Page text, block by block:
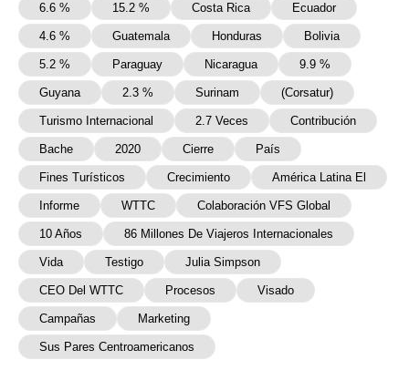
6.6 % 15.2 % Costa Rica Ecuador
4.6 % Guatemala Honduras Bolivia
5.2 % Paraguay Nicaragua 9.9 %
Guyana 2.3 % Surinam (Corsatur)
Turismo Internacional 2.7 Veces Contribución
Bache 2020 Cierre País
Fines Turísticos Crecimiento América Latina El
Informe WTTC Colaboración VFS Global
10 Años 86 Millones De Viajeros Internacionales
Vida Testigo Julia Simpson
CEO Del WTTC Procesos Visado
Campañas Marketing
Sus Pares Centroamericanos